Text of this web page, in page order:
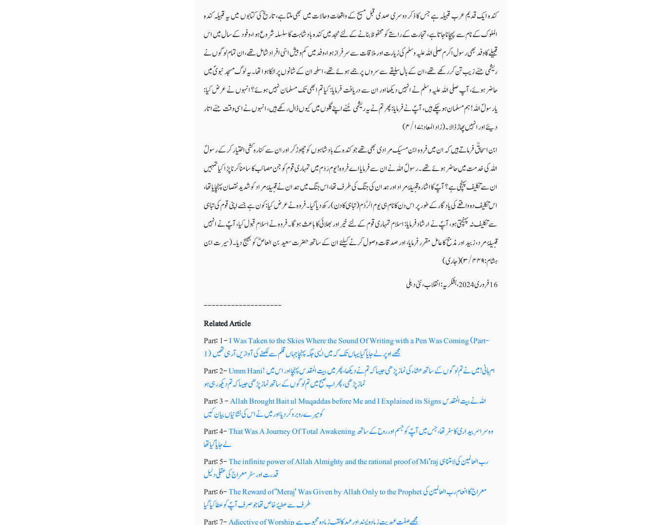
کندہ ایک قدیم عرب قبیلہ ہے جس کا ذکر دوسری صدی قبل مسیح کے واقعات وحالات میں بھی ملتا ہے، تاریخ کی کتابوں میں یہ قبیلہ کندہ
الملوک کے نام سے پہچاناجاتا ہے، تجارت کے راستے کو محفوظ بنانے کے لئے نجد میں کندہ بادشاہت کا سلسلہ شروع ہوا، وفود کے سال میں اس
قبیلے کا وفد بھی رسول اکرم صلی اللہ علیہ وسلم کی زیارت اور ملاقات سے سرفراز ہوا، وفد میں کم وبیش اسّی افرادشامل تھے، ان تمام لوگوں نے
ریشمی جبّے زیب تن کر رکھے تھے، ان کے بال سلیقے سے سروں پر جمے ہوئے تھے، اسلحہ ان کے شانوں پر لٹکا ہوا تھا۔ یہ لوگ مسجد نبویؐ میں
حاضر ہوئے، آپ صلی اللہ علیہ وسلم نے انہیں دیکھااور ان سے دریافت فرمایا: کیا تم ابھی تک مسلمان نہیں ہوئے؟ انہوں نے عرض کیا:
یارسولؐ اللہ! ہم مسلمان ہوچکے ہیں، آپؐ نے فرمایا: پھر تم نے یہ ریشمی جُبّے اپنے گلوں میں کیوں ڈال رکھے ہیں، انہوں نے اسی وقت جبّے اتار
دیئے اور انہیں پھاڑ ڈالا۔ (زاد المعاد:۴/۱۷)
ابن اسحاقؒ فرماتے ہیں کہ ان میں فروہ ابن مسیک مرادی بھی تھے جو کندہ کے بادشاہوں کو چھوڑ کر اور ان سے کنارہ کشی اختیار کرکے رسولؐ
اللہ کی خدمت میں حاضر ہوئے تھے۔ رسولؐ اللہ نے ان سے فرمایا اے فروہ! یوم رَدَم میں تمہاری قوم کو جن مصائب کا سامنا کرنا پڑا کیا تمہیں
ان سے تکلیف پہنچی ہے؟ آپؐ کا اشارہ قبیلۂ مراد اور ہمدان کی جنگ کی طرف تھا، اس جنگ میں ہمدان نے قبیلۂ مراد کو شدید نقصان پہنچایا تھا،
اس تکلیف دہ واقعے کی یادگار کے طور پر اس دن کا نام ہی یوم الرَّدَم (تباہی کا دن) رکھ دیا گیا۔ فروہ نے عرض کیا: کون ہے جسے اپنی قوم کی تباہی
سے تکلیف نہ پہنچتی ہو، آپؐ نے ارشاد فرمایا: اسلام تمہاری قوم کے لئے خیر اور بھلائی کا باعث ہوگا۔ فروہ نے اسلام قبول کیا، آپؐ نے انہیں
قبیلۂ مرد، زبید اور مذجح کا عامل مقرر فرمایا، اور صدقات وصول کرنے کیلئے ان کے ساتھ حضرت سعید بن العاصؓ کو بھیج دیا۔ (سیرت ابن
ہشام:۳/۴۴۹)(جاری)
16 فروری 2024، بشکریہ: انقلاب، نئی دہلی
--------------------
Related Article
Part: 1-I Was Taken to the Skies Where the Sound Of Writing with a Pen Was Coming (Part-
1)مجھے اوپر لے جایا گیا یہاں تک کہ میں ایسی جگہ پہنچا جہاں قلم سے لکھنے کی آوازیں آرہی تھیں
Part: 2-Umm Hani!ام ہانی! میں نے تم لوگوں کے ساتھ عشاء کی نماز پڑھی جیسا کہ تم نے دیکھا، پھرمیں بیت المقدس پہنچا اور اس میں
نماز پڑھی، پھر اب صبح میں تم لوگوں کے ساتھ نماز پڑھی جیسا کہ تم دیکھ رہی ہو
Part: 3 -Allah Brought Bait ul Muqaddas before Me and I Explained its Signsاللہ نے بیت المقدس
کو میرے روبرو کردیااور میں نے اس کی نشانیاں بیان کیں
Part: 4-That Was A Journey Of Total Awakeningوہ سراسر بیداری کا سفر تھا، جس میں آپؐ کو جسم اور روح کے ساتھ
لے جایا گیا تھا
Part: 5-The infinite power of Allah Almighty and the rational proof of Mi'rajرب العالمین کی لامتناہی
قدرت اور سفر معراج کی عقلی دلیل
Part: 6-The Reward of 'Meraj' Was Given by Allah Only to the Prophetمعراج کا انعام رب العالمین کی
طرف سے عطیۂ خاص تھا جو صرف آپؐ کو عطا کیا گیا
Part: 7-Adjective of Worshipمجھے صفت ِ عبدیت زیادہ پسند اور عبد کا لقب زیادہ محبوب ہے